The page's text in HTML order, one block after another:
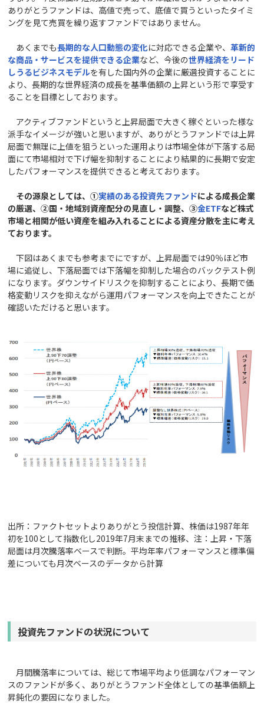
ありがとうファンドは、高値で売って、底値で買うといったタイミ
ングを見て売買を繰り返すファンドではありません。
あくまでも長期的な人口動態の変化に対応できる企業や、革新的
な商品・サービスを提供できる企業など、今後の世界経済をリード
しうるビジネスモデルを有した国内外の企業に厳選投資することに
より、長期的な世界経済の成長を基準価額の上昇という形で享受す
ることを目標としております。
アクティブファンドというと上昇局面で大きく稼ぐといった様な
派手なイメージが強いと思いますが、ありがとうファンドでは上昇
局面で無理に上値を狙うといった運用よりは市場全体が下落する局
面にて市場相対で下げ幅を抑制することにより結果的に長期で安定
したパフォーマンスを提供できると考えております。
その源泉としては、①実績のある投資先ファンドによる成長企業
の厳選、②国・地域別資産配分の見直し・調整、③金ETFなど株式
市場と相関が低い資産を組み入れることによる資産分散を主に考え
ております。
下図はあくまでも参考までにですが、上昇局面では90％ほど市
場に追従し、下落局面では下落幅を抑制した場合のバックテスト例
になります。ダウンサイドリスクを抑制することにより、長期で価
格変動リスクを抑えながら運用パフォーマンスを向上できたことが
確認いただけると思います。
出所：ファクトセットよりありがとう投信計算、株価は1987年年
初を100として指数化し2019年7月末までの推移、注：上昇・下落
局面は月次騰落率ベースで判断。平均年率パフォーマンスと標準偏
差についても月次ベースのデータから計算
投資先ファンドの状況について
月間騰落率については、総じて市場平均より低調なパフォーマン
スのファンドが多く、ありがとうファンド全体としての基準価額上
昇鈍化の要因になりました。